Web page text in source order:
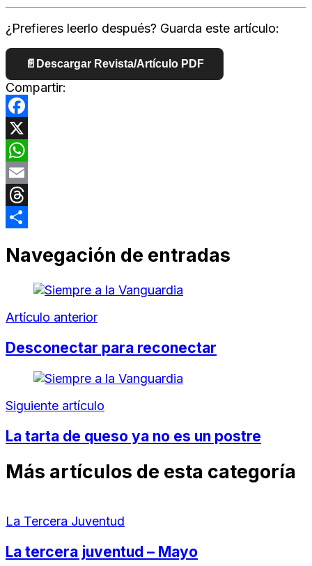
¿Prefieres leerlo después? Guarda este artículo:
📄 Descargar Revista/Artículo PDF
Compartir:
Facebook
X
WhatsApp
Email
Threads
Navegación de entradas
Artículo anterior
Desconectar para reconectar
Siguiente artículo
La tarta de queso ya no es un postre
Más artículos de esta categoría
La Tercera Juventud
La tercera juventud – Mayo